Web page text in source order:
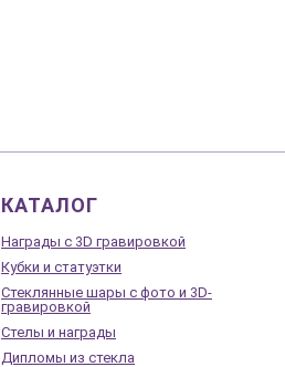
КАТАЛОГ
Награды с 3D гравировкой
Кубки и статуэтки
Стеклянные шары с фото и 3D-
гравировкой
Стелы и награды
Дипломы из стекла